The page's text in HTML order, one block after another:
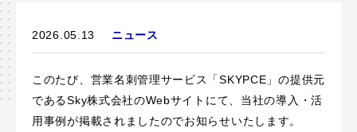
2026.05.13 ニュース
このたび、営業名刺管理サービス「SKYPCE」の提供元
であるSky株式会社のWebサイトにて、当社の導入・活
用事例が掲載されましたのでお知らせいたします。